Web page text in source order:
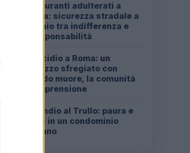
Carburanti adulterati a
Roma: sicurezza stradale a
rischio tra indifferenza e
irresponsabilità
Omicidio a Roma: un
ragazzo sfregiato con
l’acido muore, la comunità
in apprensione
Incendio al Trullo: paura e
caos in un condominio
romano